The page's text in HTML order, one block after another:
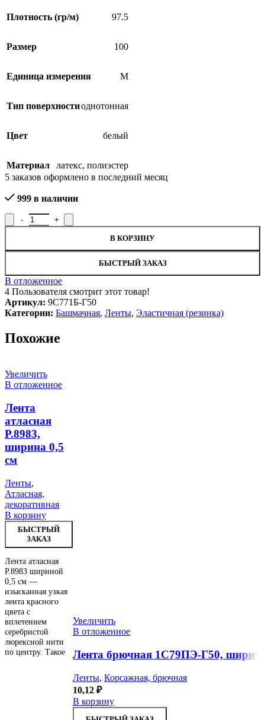
Плотность (гр/м) 97.5
Размер 100
Единица измерения М
Тип поверхностиоднотонная
Цвет белый
Материал латекс, полиэстер
5 заказов оформлено в последний месяц
999 в наличии
Количество товара Лента эластичная башмачная 9С771Б-Г50,
В КОРЗИНУ
БЫСТРЫЙ ЗАКАЗ
В отложенное
4 Пользователя смотрит этот товар!
Артикул: 9С771Б-Г50
Категории: Башмачная, Ленты, Эластичная (резинка)
Похожие
Увеличить
В отложенное
Лента
атласная
Р.8983,
ширина 0,5
см
Ленты,
Атласная,
декоративная
В корзину
БЫСТРЫЙ
ЗАКАЗ
Лента атласная
Р.8983 шириной
0,5 см —
изысканная узкая
лента красного
цвета с
вплетением
серебристой
люрексной нити
по центру. Такое
Увеличить
В отложенное
Лента брючная 1С79ПЭ-Г50,
Ленты, Корсажная, брючная
10,12 ₽
В корзину